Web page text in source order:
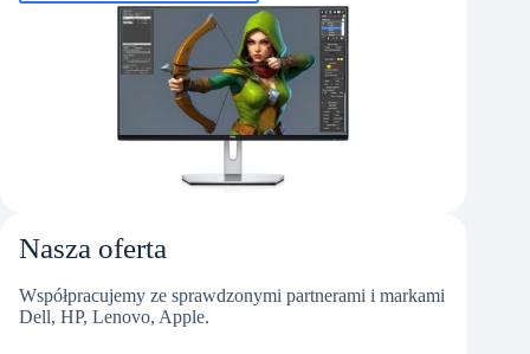
Nasza oferta
Współpracujemy ze sprawdzonymi partnerami i markami
Dell, HP, Lenovo, Apple.